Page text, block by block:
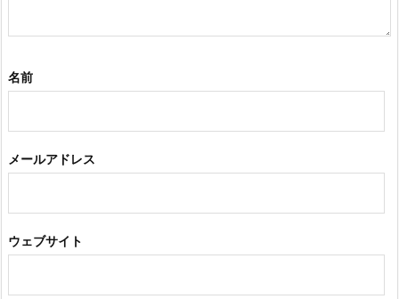
名前
メールアドレス
ウェブサイト